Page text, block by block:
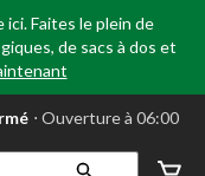
Faites le plein de
de sacs à dos et
⋅ Ouverture à 06:00